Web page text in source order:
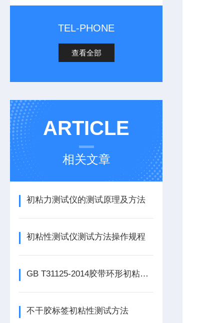
TEL-PHONE
查看全部
ARTICLE
相关文章
初粘力测试仪的测试原理及方法
初粘性测试仪测试方法操作规程
GB T31125-2014胶带环形初粘性测试方法
不干胶标签初粘性测试方法